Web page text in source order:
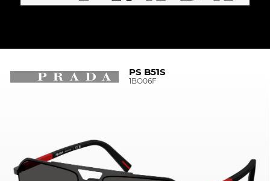
PS B51S
1BO06F